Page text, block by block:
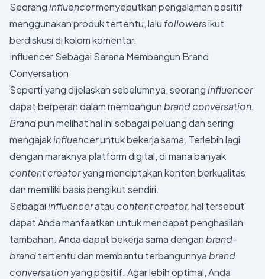
Seoranginfluencermenyebutkan pengalaman positif
menggunakan produk tertentu, lalu followersikut
berdiskusi di kolom komentar.
Influencer Sebagai Sarana Membangun Brand
Conversation
Seperti yang dijelaskan sebelumnya, seoranginfluencer
dapat berperan dalam membangunbrand conversation.
Brandpun melihat hal ini sebagai peluang dan sering
mengajakinfluenceruntuk bekerja sama. Terlebih lagi
dengan maraknya platform digital, di mana banyak
content creatoryang menciptakan konten berkualitas
dan memiliki basis pengikut sendiri.
Sebagaiinfluenceratau content creator, hal tersebut
dapat Anda manfaatkan untuk mendapat penghasilan
tambahan. Anda dapat bekerja sama denganbrand-
brandtertentu dan membantu terbangunnyabrand
conversationyang positif. Agar lebih optimal, Anda